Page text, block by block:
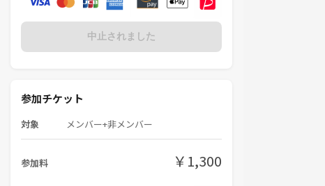
中止されました
参加チケット
対象 メンバー+非メンバー
参加料 ￥1,300